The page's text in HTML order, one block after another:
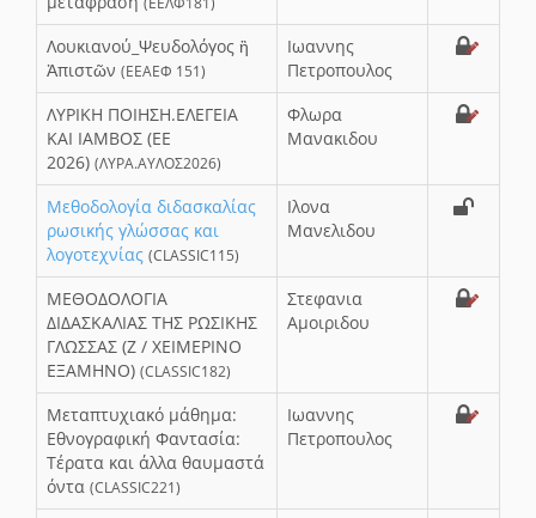
Λουκιανού_Ψευδολόγος ἢ
Ἀπιστῶν (ΕΕΑΕΦ 151)
Ιωαννης
Πετροπουλος
ΛΥΡΙΚΗ ΠΟΙΗΣΗ.ΕΛΕΓΕΙΑ
ΚΑΙ ΙΑΜΒΟΣ (ΕΕ
2026) (ΛΥΡΑ.ΑΥΛΟΣ2026)
Φλωρα
Μανακιδου
Μεθοδολογία διδασκαλίας
ρωσικής γλώσσας και
λογοτεχνίας (CLASSIC115)
Ιλονα
Μανελιδου
ΜΕΘΟΔΟΛΟΓΙΑ
ΔΙΔΑΣΚΑΛΙΑΣ ΤΗΣ ΡΩΣΙΚΗΣ
ΓΛΩΣΣΑΣ (Ζ / ΧΕΙΜΕΡΙΝΟ
ΕΞΑΜΗΝΟ) (CLASSIC182)
Στεφανια
Αμοιριδου
Μεταπτυχιακό μάθημα:
Εθνογραφική Φαντασία:
Τέρατα και άλλα θαυμαστά
όντα (CLASSIC221)
Ιωαννης
Πετροπουλος